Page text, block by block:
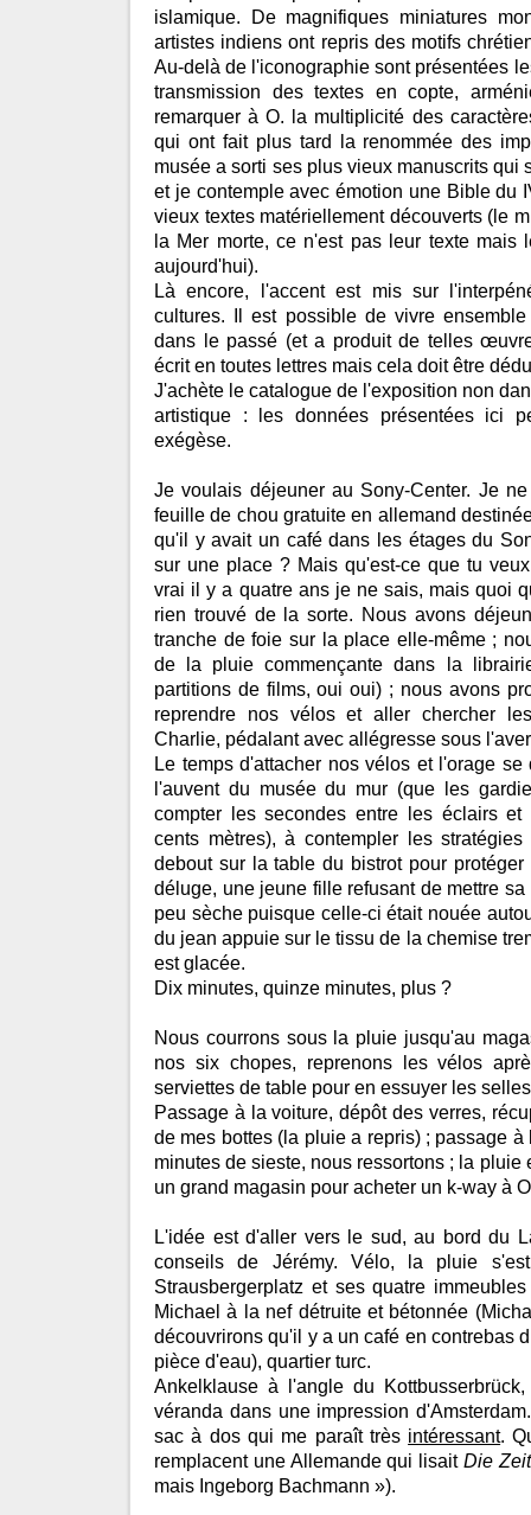
islamique. De magnifiques miniatures
artistes indiens ont repris des motifs
Au-delà de l'iconographie sont présentées
transmission des textes en copte,
remarquer à O. la multiplicité des
qui ont fait plus tard la renommée des
musée a sorti ses plus vieux manuscrits qui
et je contemple avec émotion une Bible du
vieux textes matériellement découverts (le
la Mer morte, ce n'est pas leur texte mais
aujourd'hui).
Là encore, l'accent est mis sur
cultures. Il est possible de vivre
dans le passé (et a produit de telles
écrit en toutes lettres mais cela doit être
J'achète le catalogue de l'exposition non
artistique : les données présentées ici
exégèse.
Je voulais déjeuner au Sony-Center. Je
feuille de chou gratuite en allemand
qu'il y avait un café dans les étages du
sur une place ? Mais qu'est-ce que tu
vrai il y a quatre ans je ne sais, mais quoi
rien trouvé de la sorte. Nous avons
tranche de foie sur la place elle-même ;
de la pluie commençante dans la
partitions de films, oui oui) ; nous avons
reprendre nos vélos et aller chercher
Charlie, pédalant avec allégresse sous
Le temps d'attacher nos vélos et l'orage
l'auvent du musée du mur (que les
compter les secondes entre les éclairs
cents mètres), à contempler les
debout sur la table du bistrot pour
déluge, une jeune fille refusant de mettre
peu sèche puisque celle-ci était nouée
du jean appuie sur le tissu de la chemise
est glacée.
Dix minutes, quinze minutes, plus ?
Nous courrons sous la pluie jusqu'au
nos six chopes, reprenons les vélos
serviettes de table pour en essuyer les
Passage à la voiture, dépôt des verres,
de mes bottes (la pluie a repris) ; passage
minutes de sieste, nous ressortons ; la pluie
un grand magasin pour acheter un k-way à
L'idée est d'aller vers le sud, au bord du
conseils de Jérémy. Vélo, la pluie s'est
Strausbergerplatz et ses quatre
Michael à la nef détruite et bétonnée
découvrirons qu'il y a un café en contrebas
pièce d'eau), quartier turc.
Ankelklause à l'angle du
véranda dans une impression
sac à dos qui me paraît très intéressant.
remplacent une Allemande qui lisait Die Zeit
mais Ingeborg Bachmann »).